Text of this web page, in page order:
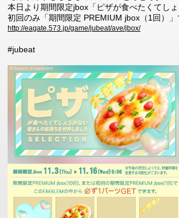
本日より期間限定jbox「ピザが食べたくてし
初回のみ「期間限定 PREMIUM jbox（1回）
http://eagate.573.jp/game/jubeat/ave/jbox/
#jubeat